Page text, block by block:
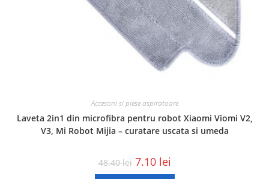
Accesorii si piese aspiratoare
Laveta 2in1 din microfibra pentru robot Xiaomi Viomi V2,
V3, Mi Robot Mijia – curatare uscata si umeda
48.40lei 7.10 lei